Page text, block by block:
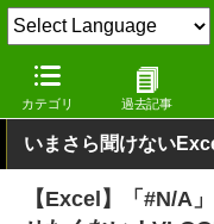
カテゴリ 過去記事
窓の杜 オフィス・ドキュ
いまさら聞けない
【Excel】「#N/A